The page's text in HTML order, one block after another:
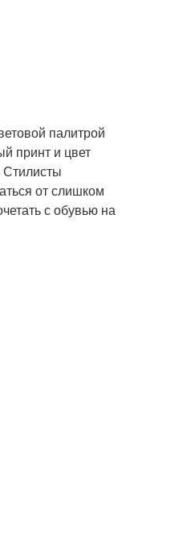
палитрой
принт и цвет
Стилисты
от слишком
с обувью на